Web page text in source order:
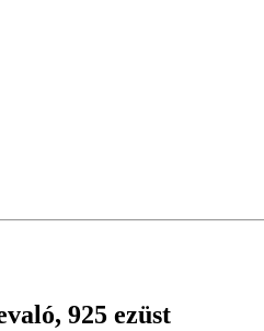
925 ezüst